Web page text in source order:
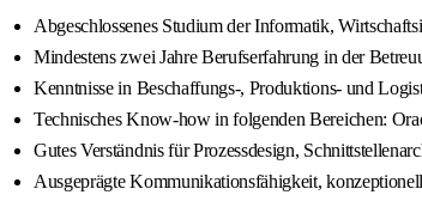
Abgeschlossenes Studium der Informatik,
Mindestens zwei Jahre Berufserfahrung in der
Kenntnisse in Beschaffungs-, Produktions- und
Technisches Know-how in folgenden Bereichen:
Gutes Verständnis für Prozessdesign,
Ausgeprägte Kommunikationsfähigkeit,